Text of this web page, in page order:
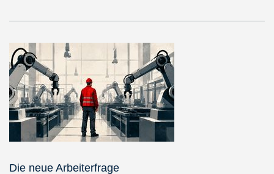
Die neue Arbeiterfrage